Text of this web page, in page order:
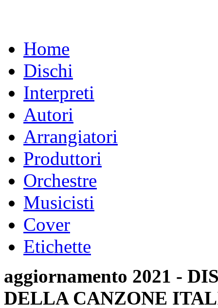
Home
Dischi
Interpreti
Autori
Arrangiatori
Produttori
Orchestre
Musicisti
Cover
Etichette
aggiornamento 2021 -
DELLA CANZONE